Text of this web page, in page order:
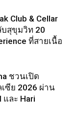
Club & Cellar
บสุขุมวิท 20
ที่สายเนื้อ
ชวนเปิด
ซีย 2026 ผ่าน
และ Hari